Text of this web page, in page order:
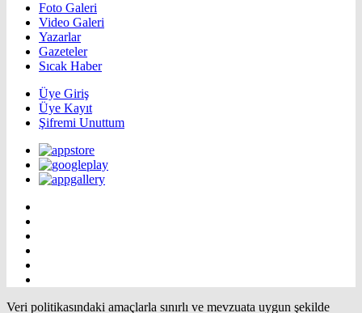
Foto Galeri
Video Galeri
Yazarlar
Gazeteler
Sıcak Haber
Üye Giriş
Üye Kayıt
Şifremi Unuttum
Veri politikasındaki amaçlarla sınırlı ve mevzuata uygun şekilde